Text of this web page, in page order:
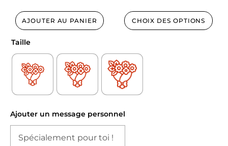
AJOUTER AU PANIER CHOIX DES OPTIONS
Taille
Ajouter un message personnel